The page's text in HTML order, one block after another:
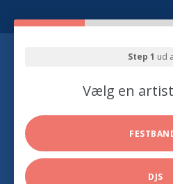
Step 1 ud
Vælg en
DJS